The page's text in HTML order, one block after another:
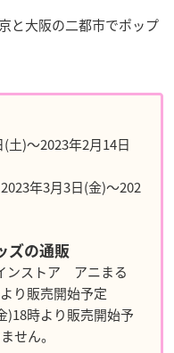
と大阪の二都市でポップ
土)～2023年2月14日
年3月3日(金)～202
ズの通販
ンストア アニまる
り販売開始予定
)18時より販売開始予
せん。